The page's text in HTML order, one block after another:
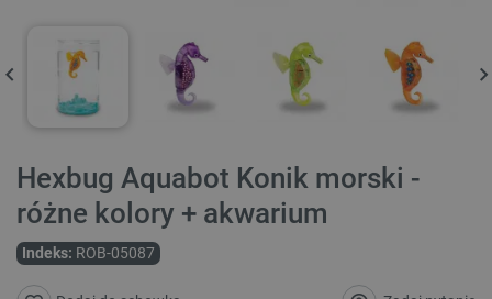
Hexbug Aquabot Konik morski -
różne kolory + akwarium
Indeks: ROB-05087